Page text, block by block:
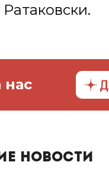
нас
новости